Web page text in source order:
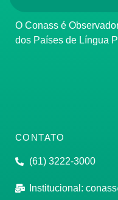
O Conass é Observador Consultivo da Comunidade
dos Países de Língua
CONTATO
(61) 3222-3000
Institucional: